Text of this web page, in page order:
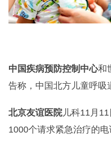
中国疾病预防控制中心和
告称，中国北方儿童呼吸
北京友谊医院儿科11月
1000个请求紧急治疗的电